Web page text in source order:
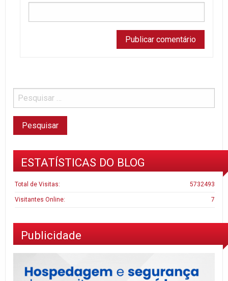
ESTATÍSTICAS DO BLOG
5732493
Total de Visitas:
7
Visitantes Online:
Publicidade